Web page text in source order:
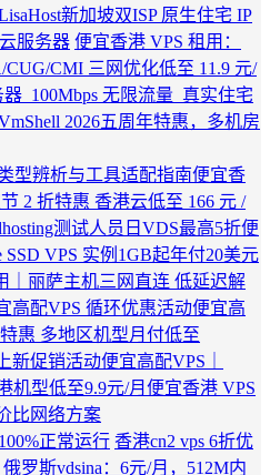
新加坡双ISP 原生住宅 IP
服务器 便宜香港 VPS 租用：
CMI 三网优化低至 11.9 元/
_100Mbps 无限流量_真实住宅
2026五周年特惠，多机房
型辨析与工具适配指南便宜香
2 折特惠 香港云低至 166 元 /
测试人员日VDS最高5折便
VPS 实例1GB起年付20美元
｜丽萨主机三网直连 低延迟解
高配VPS 循环优惠活动便宜高
惠 多地区机型月付低至
新促销活动便宜高配VPS｜
机型低至9.9元/月 便宜香港 VPS
比网络方案
正常运行 香港cn2 vps 6折优
俄罗斯vdsina：6元/月，512M内